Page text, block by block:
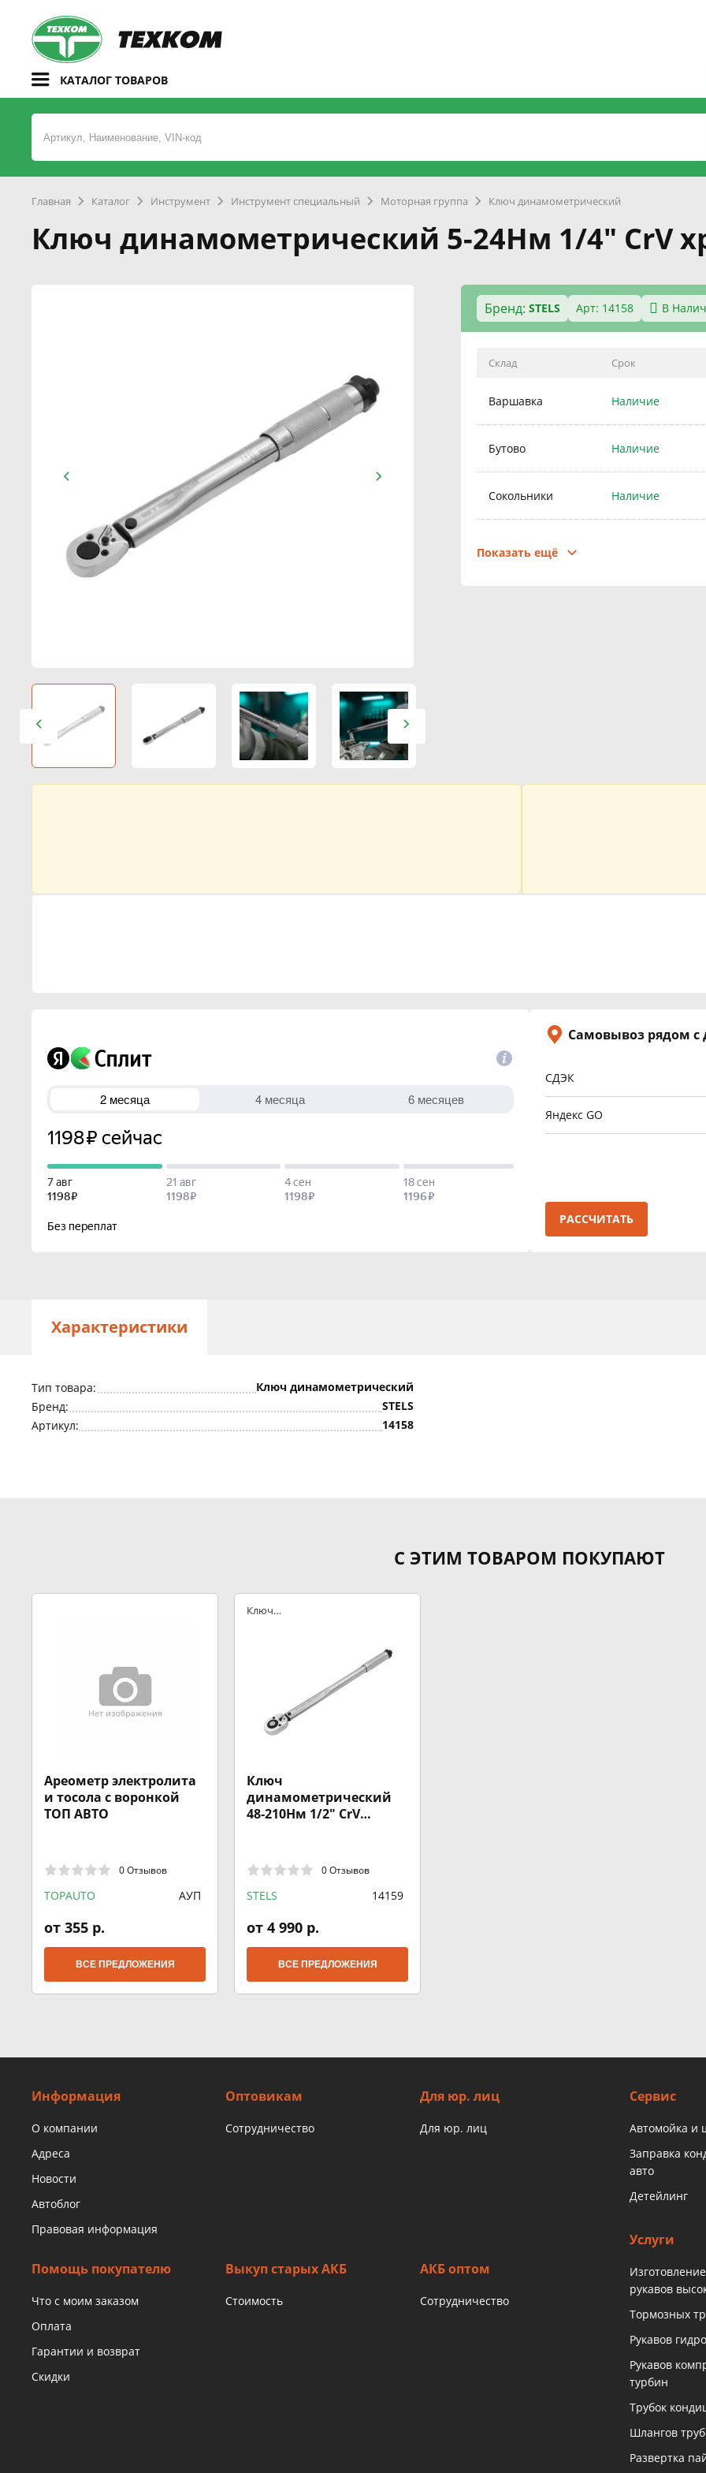
КАТАЛОГ ТОВАРОВ
Главная Каталог Инструмент Инструмент специальный Моторная группа Ключ динамометрический
Ключ динамометрический 5-24Нм 1/4" CrV
Бренд: STELS Арт: 14158 В
Склад Срок
Варшавка Наличие
Бутово Наличие
Сокольники Наличие
Показать ещё
Самовывоз рядом
СДЭК
Яндекс GO
РАССЧИТАТЬ
Характеристики
Тип товара:
Ключ динамометрический
Бренд:
STELS
Артикул:
14158
С ЭТИМ ТОВАРОМ ПОКУПАЮТ
Ареометр электролита
и тосола с воронкой
ТОП АВТО
0 Отзывов
TOPAUTO АУП
от 355 р.
ВСЕ ПРЕДЛОЖЕНИЯ
Ключ
Ключ
динамометрический
48-210Нм 1/2" CrV
0 Отзывов
STELS 14159
от 4 990 р.
ВСЕ ПРЕДЛОЖЕНИЯ
Информация
О компании
Адреса
Новости
Автоблог
Правовая информация
Оптовикам
Сотрудничество
Для юр. лиц
Для юр. лиц
Помощь покупателю
Что с моим заказом
Оплата
Гарантии и возврат
Скидки
Выкуп старых АКБ
Стоимость
АКБ оптом
Сотрудничество
Сервис
Автомойка и
Заправка
авто
Детейлинг
Услуги
рукавов
Тормозных
Рукавов
Рукавов
турбин
Трубок
Шлангов
Развертка